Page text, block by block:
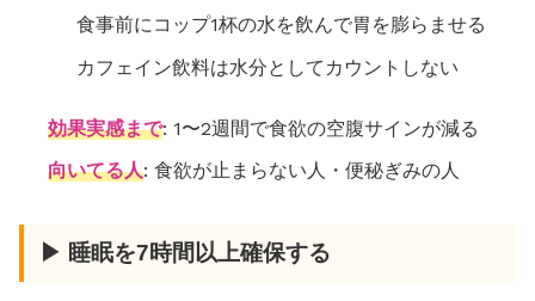
食事前にコップ1杯の水を飲んで胃を膨らませる
カフェイン飲料は水分としてカウントしない
効果実感まで: 1〜2週間で食欲の空腹サインが減る
向いてる人: 食欲が止まらない人・便秘ぎみの人
▶ 睡眠を7時間以上確保する